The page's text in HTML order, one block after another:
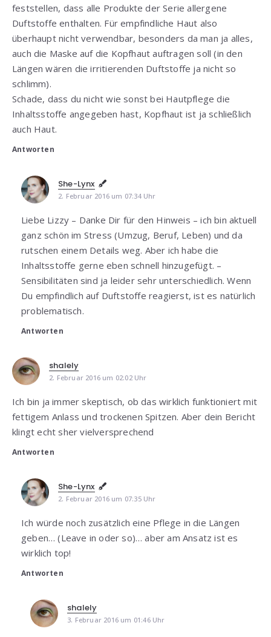
feststellen, dass alle Produkte der Serie allergene
Duftstoffe enthalten. Für empfindliche Haut also
überhaupt nicht verwendbar, besonders da man ja alles,
auch die Maske auf die Kopfhaut auftragen soll (in den
Längen wären die irritierenden Duftstoffe ja nicht so
schlimm).
Schade, dass du nicht wie sonst bei Hautpflege die
Inhaltsstoffe angegeben hast, Kopfhaut ist ja schließlich
auch Haut.
Antworten
She-Lynx
2. Februar 2016 um 07:34 Uhr
Liebe Lizzy – Danke Dir für den Hinweis – ich bin aktuell
ganz schön im Stress (Umzug, Beruf, Leben) und da
rutschen einem Details weg. Aber ich habe die
Inhaltsstoffe gerne eben schnell hinzugefügt. –
Sensibilitäten sind ja leider sehr unterschiedlich. Wenn
Du empfindlich auf Duftstoffe reagierst, ist es natürlich
problematisch.
Antworten
shalely
2. Februar 2016 um 02:02 Uhr
Ich bin ja immer skeptisch, ob das wirklich funktioniert mit
fettigem Anlass und trockenen Spitzen. Aber dein Bericht
klingt echt sher vielversprechend
Antworten
She-Lynx
2. Februar 2016 um 07:35 Uhr
Ich würde noch zusätzlich eine Pflege in die Längen
geben… (Leave in oder so)… aber am Ansatz ist es
wirklich top!
Antworten
shalely
3. Februar 2016 um 01:46 Uhr